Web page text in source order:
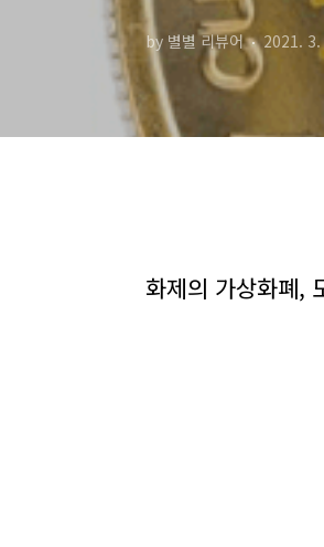
by 별별 리뷰어 2021.
화제의 가상화폐,